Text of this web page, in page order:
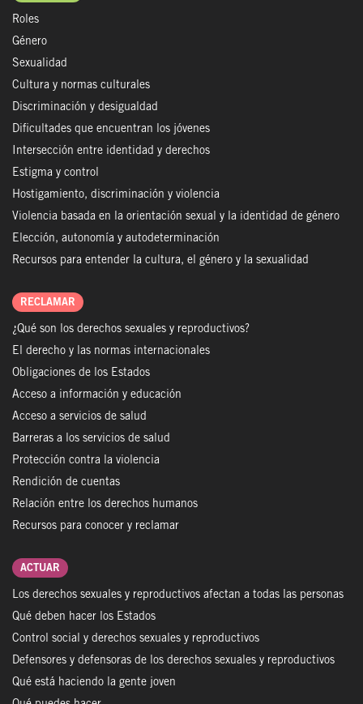
Roles
Género
Sexualidad
Cultura y normas culturales
Discriminación y desigualdad
Dificultades que encuentran los jóvenes
Intersección entre identidad y derechos
Estigma y control
Hostigamiento, discriminación y violencia
Violencia basada en la orientación sexual y la identidad de género
Elección, autonomía y autodeterminación
Recursos para entender la cultura, el género y la sexualidad
RECLAMAR
¿Qué son los derechos sexuales y reproductivos?
El derecho y las normas internacionales
Obligaciones de los Estados
Acceso a información y educación
Acceso a servicios de salud
Barreras a los servicios de salud
Protección contra la violencia
Rendición de cuentas
Relación entre los derechos humanos
Recursos para conocer y reclamar
ACTUAR
Los derechos sexuales y reproductivos afectan a todas las personas
Qué deben hacer los Estados
Control social y derechos sexuales y reproductivos
Defensores y defensoras de los derechos sexuales y reproductivos
Qué está haciendo la gente joven